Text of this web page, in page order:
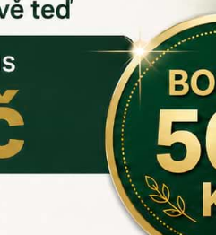
dóza na cibuli ONIONS s
víkem a větracími